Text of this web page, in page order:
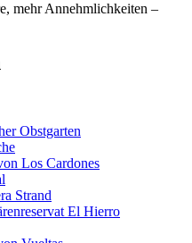
mehr Annehmlichkeiten –
Obstgarten
Los Cardones
Strand
El Hierro